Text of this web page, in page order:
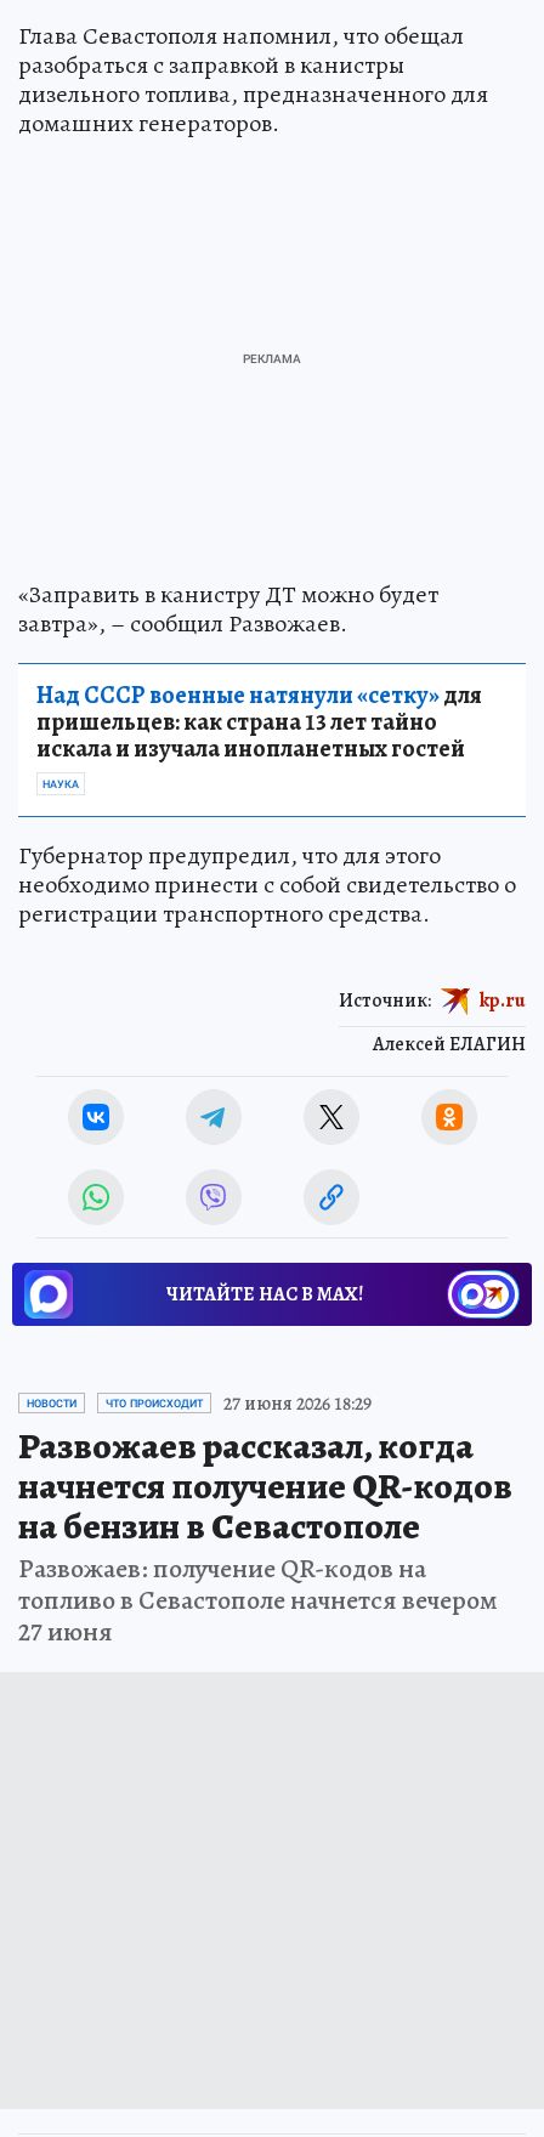
Глава Севастополя напомнил, что обещал
разобраться с заправкой в канистры
дизельного топлива, предназначенного для
домашних генераторов.
«Заправить в канистру ДТ можно будет
завтра», – сообщил Развожаев.
Над СССР военные натянули «сетку»для
пришельцев: как страна 13 лет тайно
искала и изучала инопланетных гостей
НАУКА
Губернатор предупредил, что для этого
необходимо принести с собой свидетельство о
регистрации транспортного средства.
Алексей ЕЛАГИН
Источник: kp.ru
ЧИТАЙТЕ НАС В МАХ!
НОВОСТИ ЧТО ПРОИСХОДИТ 27 июня 2026 18:29
Развожаев рассказал, когда
начнется получение QR-кодов
на бензин в Севастополе
Развожаев: получение QR-кодов на
топливо в Севастополе начнется вечером
27 июня